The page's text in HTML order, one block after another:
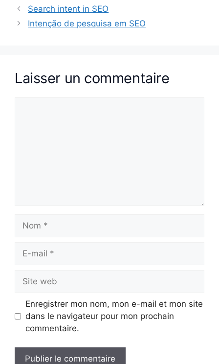
Search intent in SEO
Intenção de pesquisa em SEO
Laisser un commentaire
Nom
Site
web
Enregistrer mon nom, mon e-mail et mon site
dans le navigateur pour mon prochain
commentaire.